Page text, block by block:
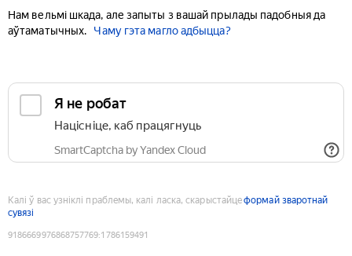
Нам вельмі шкада, але запыты з вашай прылады падобныя да
аўтаматычных.
Чаму гэта магло адбыцца?
Я не робат
Націсніце, каб працягнуць
SmartCaptcha by Yandex Cloud
Калі ў вас узніклі праблемы, калі ласка, скарыстайцеформай зваротнай
сувязі
9186669976868757769:1786159491